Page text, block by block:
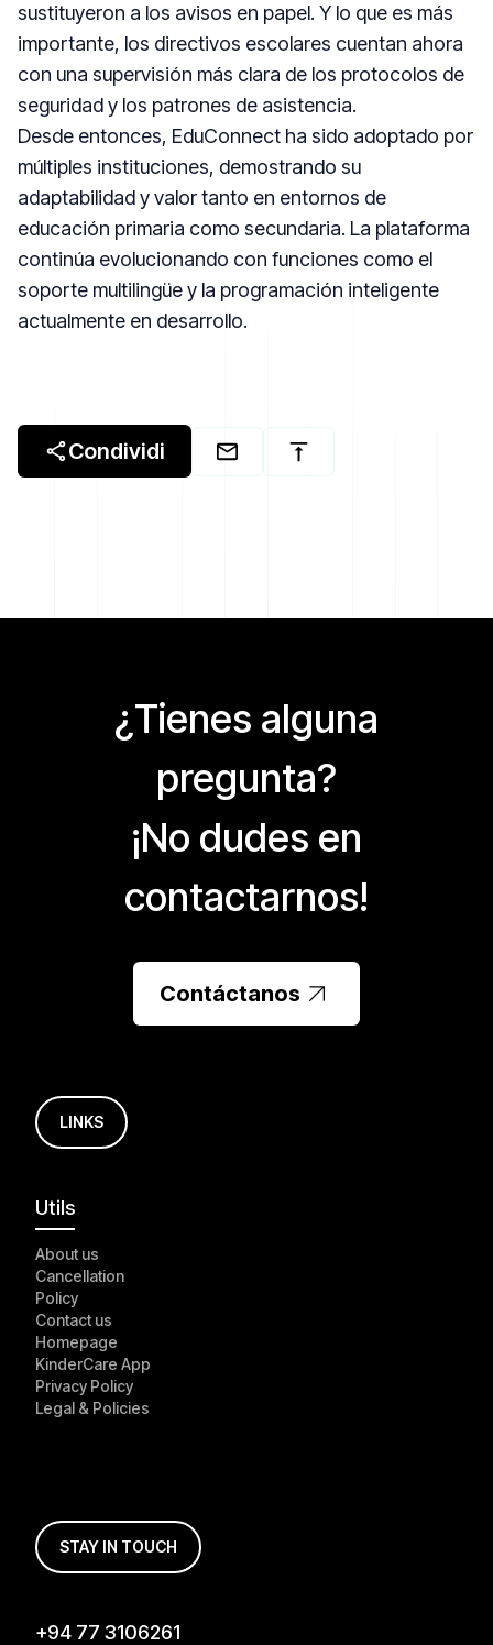
sustituyeron a los avisos en papel. Y lo que es más
importante, los directivos escolares cuentan ahora
con una supervisión más clara de los protocolos de
seguridad y los patrones de asistencia.
Desde entonces, EduConnect ha sido adoptado por
múltiples instituciones, demostrando su
adaptabilidad y valor tanto en entornos de
educación primaria como secundaria. La plataforma
continúa evolucionando con funciones como el
soporte multilingüe y la programación inteligente
actualmente en desarrollo.
Condividi
¿Tienes alguna
pregunta?
¡No dudes en
contactarnos!
Contáctanos
LINKS
Utils
About us
Cancellation
Policy
Contact us
Homepage
KinderCare App
Privacy Policy
Legal & Policies
STAY IN TOUCH
+94 77 3106261